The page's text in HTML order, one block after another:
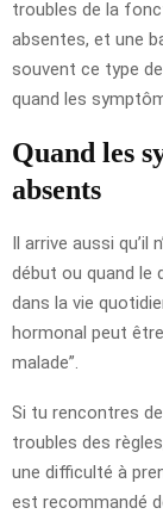
troubles de la
absentes, et une
souvent ce type
quand les
Quand les
absents
Il arrive aussi qu’il
début ou quand le
dans la vie
hormonal peut
malade”.
Si tu rencontres
troubles des
une difficulté à
est recommandé